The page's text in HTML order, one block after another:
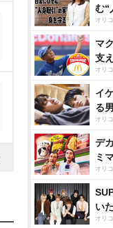
む“
オリ
マ
支
オリ
イ
る
オリ
デ
ミ
オリ
い
オリ